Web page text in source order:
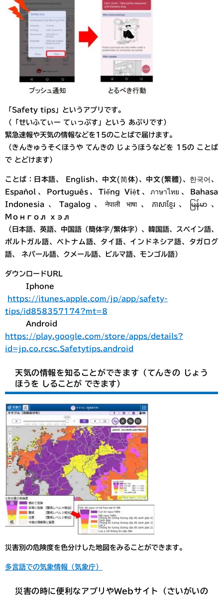
「Safety tips」というアプリです。
（「せいふてぃー てぃっぷす」という あぷりです）
緊急速報や天気の情報などを15のことばで届けます。
（きんきゅうそくほうや てんきの じょうほうなどを 15の ことば
で とどけます）
ことば：日本語、 English、中文(简体)、中文(繁體)、한국어、
Español、Português、Tiếng Việt、ภาษาไทย、Bahasa
Indonesia、Tagalog、नेपाली भाषा、ភាសាខ្មែរ、မြန်မာ、
Монгол хэл
（日本語、英語、中国語（簡体字/繁体字）、韓国語、スペイン語、
ポルトガル語、ベトナム語、タイ語、インドネシア語、タガログ
語、 ネパール語、クメール語、ビルマ語、モンゴル語）
ダウンロードURL
Iphone
https://itunes.apple.com/jp/app/safety-
tips/id858357174?mt=8
Android
https://play.google.com/store/apps/details?
id=jp.co.rcsc.Safetytips.android
天気の情報を知ることができます（てんきの じょう
ほうを しることが できます）
災害別の危険度を色分けした地図をみることができます。
多言語での気象情報（気象庁）
災害の時に便利なアプリやWebサイト（さいがいの